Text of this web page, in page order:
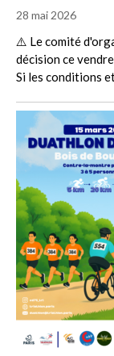
28 mai 2026
⚠️ Le comité
décision ce
Si les conditions